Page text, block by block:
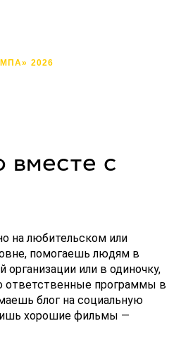
2026
вместе с
на любительском или
помогаешь людям в
или в одиночку,
ответственные программы в
блог на социальную
хорошие фильмы —